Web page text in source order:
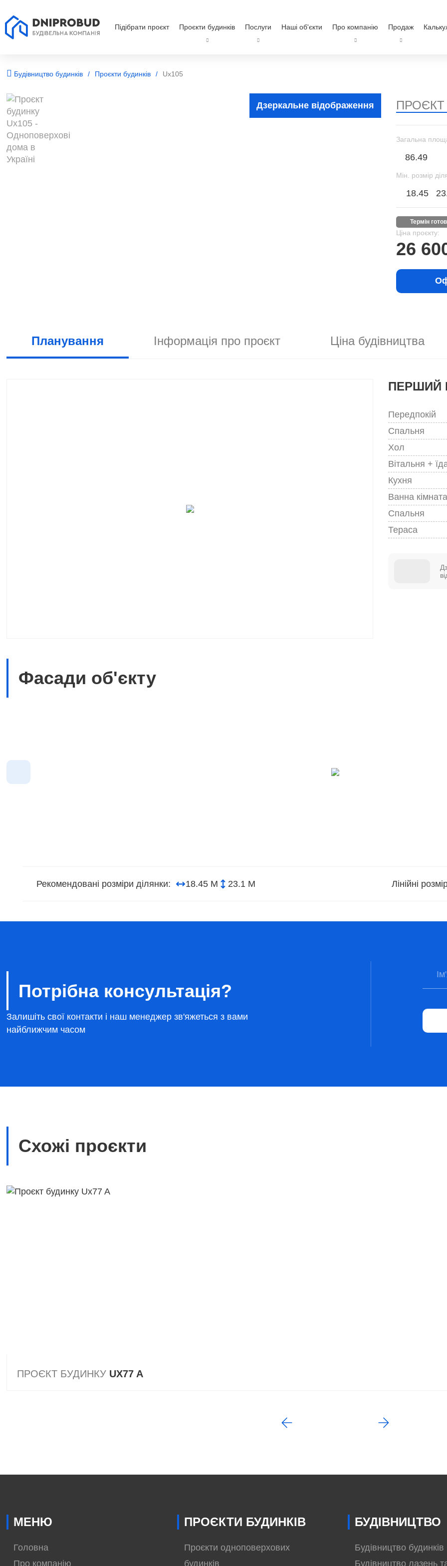
Підібрати проєкт Проєкти будинків Послуги Наші об'єкти Про компанію Продаж
Будівництво будинків Проєкти будинків Ux105
Дзеркальне відображення
Загальна
86.49
Мін. розмір
18.45
термін
Ціна проєкту:
26
Планування Інформація про проєкт Ціна будівництва
ПЕРШИЙ
Передпокій
Спальня
Хол
Вітальня +
Кухня
Ванна кімната
Спальня
Тераса
Фасади об'єкту
Рекомендовані розміри ділянки: 18.45 М 23.1 М Лінійні
Потрібна консультація?
Залишіть свої контакти і наш менеджер зв'яжеться з вами
найближчим часом
Схожі проєкти
ПРОЄКТ БУДИНКУ UX77 A
МЕНЮ
Головна
Про компанію
ПРОЄКТИ БУДИНКІВ
Проєкти одноповерхових
будинків
БУДІВНИЦТВО
Будівництво будинків
Будівництво лазень